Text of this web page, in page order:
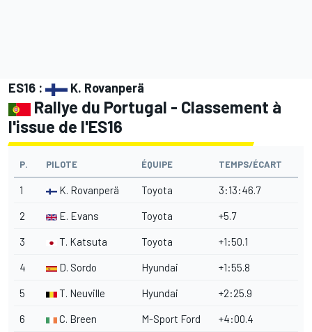
ES16 : K. Rovanperä
Rallye du Portugal - Classement à
l'issue de l'ES16
P. PILOTE ÉQUIPE TEMPS/ÉCART
1 K. Rovanperä Toyota 3:13:46.7
2 E. Evans Toyota +5.7
3 T. Katsuta Toyota +1:50.1
4 D. Sordo Hyundai +1:55.8
5 T. Neuville Hyundai +2:25.9
6 C. Breen M-Sport Ford +4:00.4